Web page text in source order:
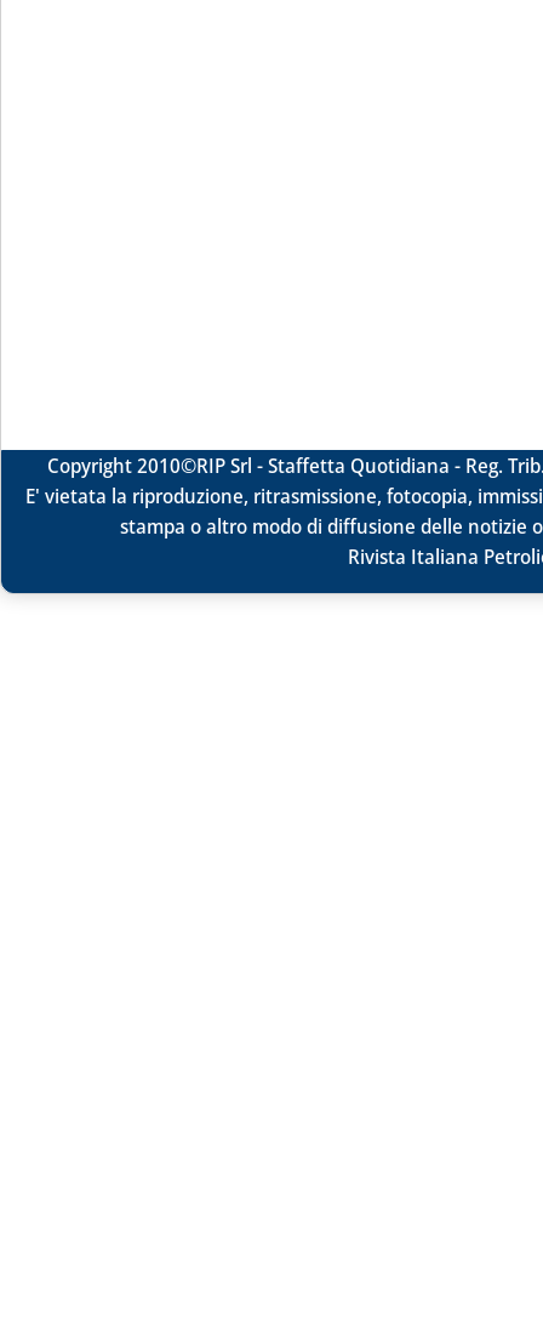
Copyright 2010©RIP Srl -Staffetta Quotidiana - Reg.
E' vietata la riproduzione, ritrasmissione, fotocopia,
stampa o altro modo di diffusione delle notizie
Rivista Italiana